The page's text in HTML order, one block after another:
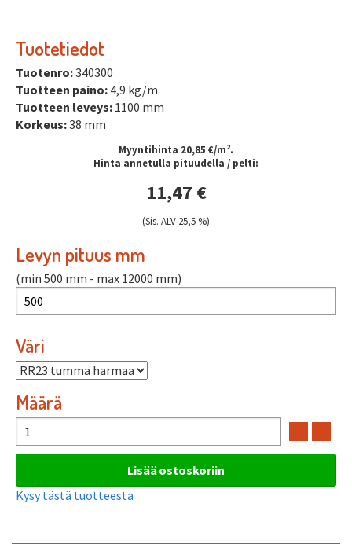
Tuotetiedot
Tuotenro:340300
Tuotteen paino: 4,9 kg/m
Tuotteen leveys: 1100 mm
Korkeus:38 mm
Myyntihinta 20,85 €/m2.
Hinta annetulla pituudella / pelti:
11,47 €
(Sis. ALV 25,5 %)
Levyn pituus mm
(min 500 mm - max 12000 mm)
Väri
Määrä
Kysy tästä tuotteesta